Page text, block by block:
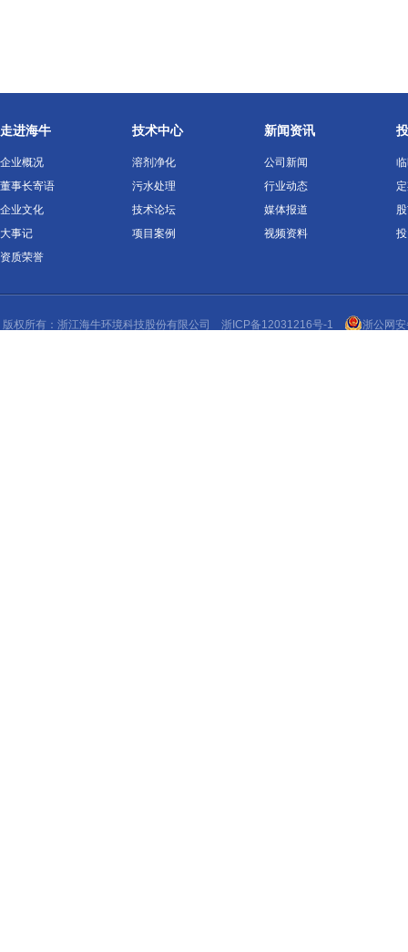
走进海牛
企业概况
董事长寄语
企业文化
大事记
资质荣誉
技术中心
溶剂净化
污水处理
技术论坛
项目案例
新闻资讯
公司新闻
行业动态
媒体报道
视频资料
版权所有：浙江海牛环境科技股份有限公司 浙ICP备12031216号-1 浙公网